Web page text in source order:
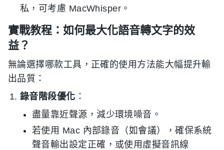
私，可考慮 MacWhisper。
實戰教程：如何最大化語音轉文字的效
益？
無論選擇哪款工具，正確的使用方法能大幅提升輸
出品質：
錄音階段優化 ：
盡量靠近聲源，減少環境噪音。
若使用 Mac 內部錄音（如會議），確保系統
聲音輸出設定正確，或使用虛擬音訊線